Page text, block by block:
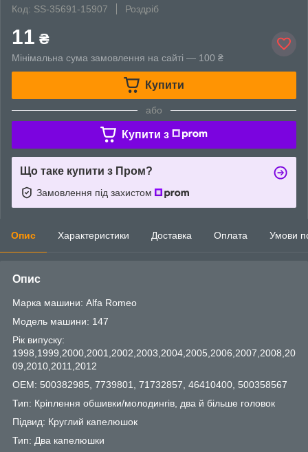
Код: SS-35691-15907
Роздріб
11 ₴
Мінімальна сума замовлення на сайті — 100 ₴
Купити
або
Купити з
Що таке купити з Пром?
Замовлення під захистом
Опис Характеристики Доставка Оплата Умови
Опис
Марка машини: Alfa Romeo
Модель машини: 147
Рік випуску:
1998,1999,2000,2001,2002,2003,2004,2005,2006,2007,2008,20
09,2010,2011,2012
OEM: 500382985, 7739801, 71732857, 46410400, 500358567
Тип: Кріплення обшивки/молодингів, два й більше головок
Підвид: Круглий капелюшок
Тип: Два капелюшки